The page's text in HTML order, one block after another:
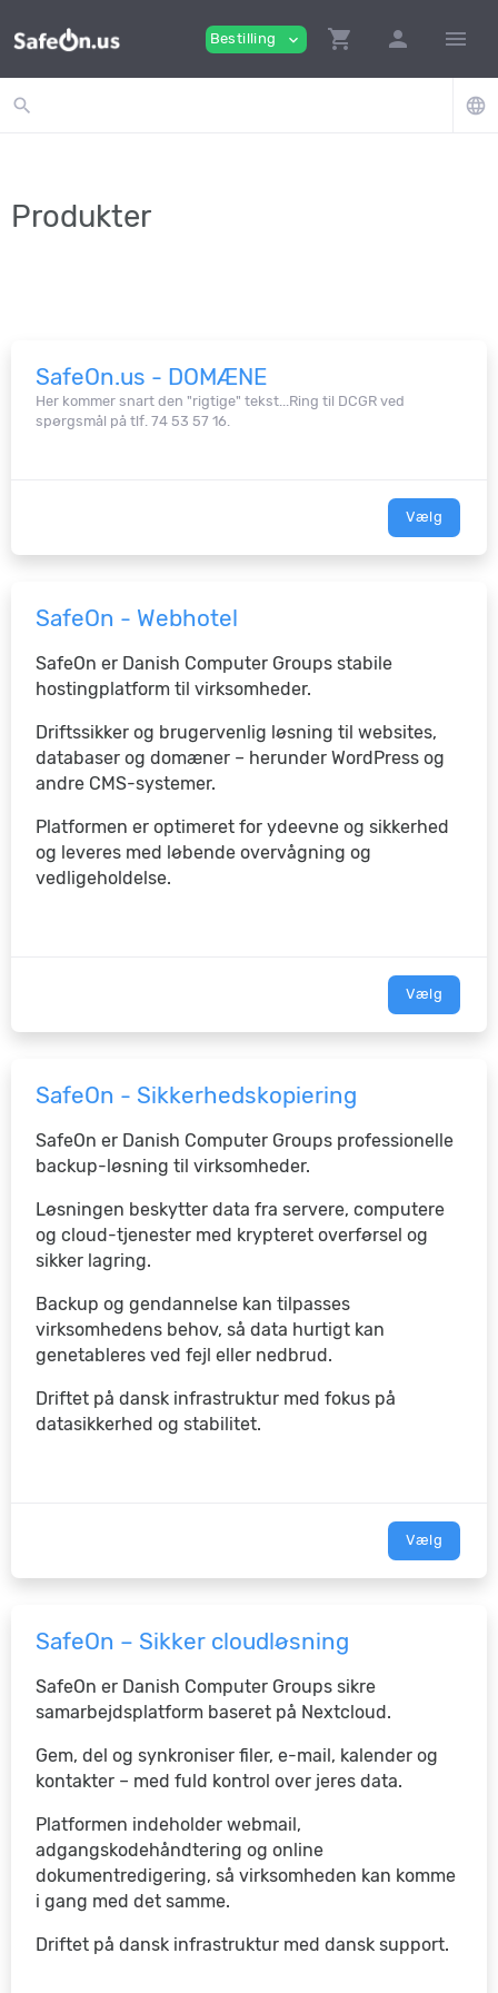
Bestilling expand_more shopping_cart person menu
search language
Produkter
SafeOn.us - DOMÆNE
Her kommer snart den "rigtige" tekst...Ring til DCGR ved
spørgsmål på tlf. 74 53 57 16.
Vælg
SafeOn - Webhotel
SafeOn er Danish Computer Groups stabile
hostingplatform til virksomheder.
Driftssikker og brugervenlig løsning til websites,
databaser og domæner – herunder WordPress og
andre CMS-systemer.
Platformen er optimeret for ydeevne og sikkerhed
og leveres med løbende overvågning og
vedligeholdelse.
Vælg
SafeOn - Sikkerhedskopiering
SafeOn er Danish Computer Groups professionelle
backup-løsning til virksomheder.
Løsningen beskytter data fra servere, computere
og cloud-tjenester med krypteret overførsel og
sikker lagring.
Backup og gendannelse kan tilpasses
virksomhedens behov, så data hurtigt kan
genetableres ved fejl eller nedbrud.
Driftet på dansk infrastruktur med fokus på
datasikkerhed og stabilitet.
Vælg
SafeOn – Sikker cloudløsning
SafeOn er Danish Computer Groups sikre
samarbejdsplatform baseret på Nextcloud.
Gem, del og synkroniser filer, e-mail, kalender og
kontakter – med fuld kontrol over jeres data.
Platformen indeholder webmail,
adgangskodehåndtering og online
dokumentredigering, så virksomheden kan komme
i gang med det samme.
Driftet på dansk infrastruktur med dansk support.